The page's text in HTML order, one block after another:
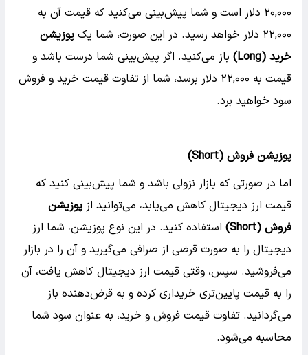
۲۰,۰۰۰ دلار است و شما پیش‌بینی می‌کنید که قیمت آن به
۲۲,۰۰۰ دلار خواهد رسید. در این صورت، شما یک
پوزیشن
خرید (Long)
باز می‌کنید. اگر پیش‌بینی شما درست باشد و
قیمت به ۲۲,۰۰۰ دلار برسد، شما از تفاوت قیمت خرید و فروش
سود خواهید برد.
پوزیشن فروش (Short)
اما در صورتی که بازار نزولی باشد و شما پیش‌بینی کنید که
قیمت ارز دیجیتال کاهش می‌یابد، می‌توانید از پوزیشن
فروش (Short)
استفاده کنید. در این نوع پوزیشن، شما ارز
دیجیتال را به صورت قرضی از صرافی می‌گیرید و آن را در بازار
می‌فروشید. سپس، وقتی قیمت ارز دیجیتال کاهش یافت، آن
را به قیمت پایین‌تری خریداری کرده و به قرض‌دهنده باز
می‌گردانید. تفاوت قیمت فروش و خرید، به عنوان سود شما
محاسبه می‌شود.